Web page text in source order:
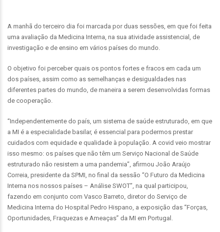
A manhã do terceiro dia foi marcada por duas sessões, em que foi feita
uma avaliação da Medicina Interna, na sua atividade assistencial, de
investigação e de ensino em vários países do mundo.
O objetivo foi perceber quais os pontos fortes e fracos em cada um
dos países, assim como as semelhanças e desigualdades nas
diferentes partes do mundo, de maneira a serem desenvolvidas formas
de cooperação.
“Independentemente do país, um sistema de saúde estruturado, em que
a MI é a especialidade basilar, é essencial para podermos prestar
cuidados com equidade e qualidade à população. A covid veio mostrar
isso mesmo: os países que não têm um Serviço Nacional de Saúde
estruturado não resistem a uma pandemia”, afirmou João Araújo
Correia, presidente da SPMI, no final da sessão “O Futuro da Medicina
Interna nos nossos países – Análise SWOT”, na qual participou,
fazendo em conjunto com Vasco Barreto, diretor do Serviço de
Medicina Interna do Hospital Pedro Hispano, a exposição das “Forças,
Oportunidades, Fraquezas e Ameaças” da MI em Portugal.